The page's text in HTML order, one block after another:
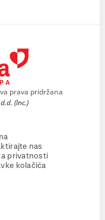
prava pridržana
(Inc.)
nas
privatnosti
kolačića